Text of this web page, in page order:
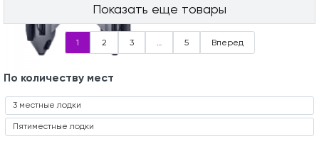
Показать еще товары
1 2 3 5 Вперед
По количеству мест
3 местные лодки
Пятиместные лодки